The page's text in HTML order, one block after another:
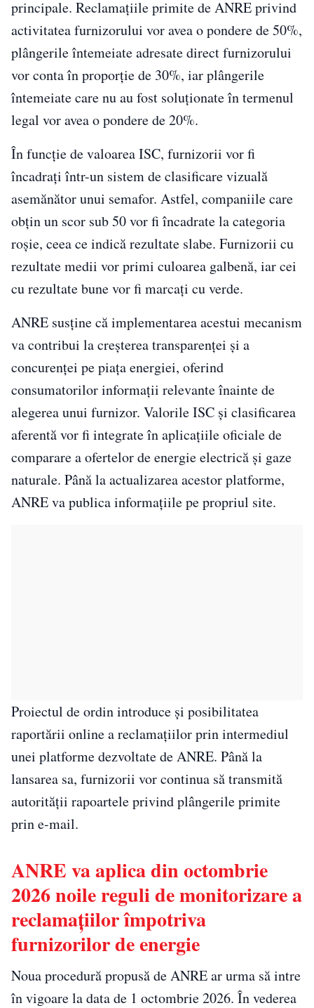
principale. Reclamațiile primite de ANRE privind
activitatea furnizorului vor avea o pondere de 50%,
plângerile întemeiate adresate direct furnizorului
vor conta în proporție de 30%, iar plângerile
întemeiate care nu au fost soluționate în termenul
legal vor avea o pondere de 20%.
În funcție de valoarea ISC, furnizorii vor fi
încadrați într-un sistem de clasificare vizuală
asemănător unui semafor. Astfel, companiile care
obțin un scor sub 50 vor fi încadrate la categoria
roșie, ceea ce indică rezultate slabe. Furnizorii cu
rezultate medii vor primi culoarea galbenă, iar cei
cu rezultate bune vor fi marcați cu verde.
ANRE susține că implementarea acestui mecanism
va contribui la creșterea transparenței și a
concurenței pe piața energiei, oferind
consumatorilor informații relevante înainte de
alegerea unui furnizor. Valorile ISC și clasificarea
aferentă vor fi integrate în aplicațiile oficiale de
comparare a ofertelor de energie electrică și gaze
naturale. Până la actualizarea acestor platforme,
ANRE va publica informațiile pe propriul site.
Proiectul de ordin introduce și posibilitatea
raportării online a reclamațiilor prin intermediul
unei platforme dezvoltate de ANRE. Până la
lansarea sa, furnizorii vor continua să transmită
autorității rapoartele privind plângerile primite
prin e-mail.
ANRE va aplica din octombrie
2026 noile reguli de monitorizare a
reclamațiilor împotriva
furnizorilor de energie
Noua procedură propusă de ANRE ar urma să intre
în vigoare la data de 1 octombrie 2026. În vederea